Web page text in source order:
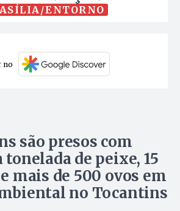
ENTORNO
no
são presos com
tonelada de peixe, 15
mais de 500 ovos em
no Tocantins